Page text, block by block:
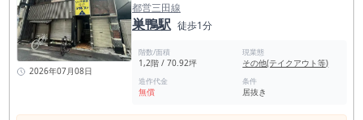
2026年07月08日
都営三田線
巣鴨駅 徒歩1分
階数/面積
1,2階 / 70.92坪
現業態
その他(テイクアウト等)
造作代金
無償
条件
居抜き